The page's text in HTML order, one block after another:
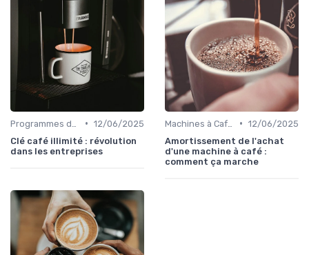
• 12/06/2025
Clé café illimité : révolution
dans les entreprises
• 12/06/2025
Amortissement de l'achat
d'une machine à café :
comment ça marche